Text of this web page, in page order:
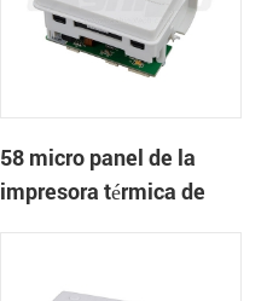
58 micro panel de la
impresora térmica de